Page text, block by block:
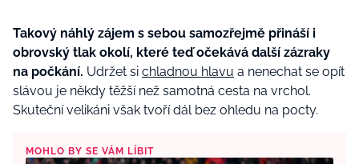
Takový náhlý zájem s sebou samozřejmě přináší i
obrovský tlak okolí, které teď očekává další zázraky
na počkání. Udržet si chladnou hlavu a nenechat se opít
slávou je někdy těžší než samotná cesta na vrchol.
Skuteční velikáni však tvoří dál bez ohledu na pocty.
MOHLO BY SE VÁM LÍBIT